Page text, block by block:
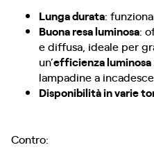
Lunga durata:
Buona resa luminosa:
e diffusa, ideale per
un’efficienza
lampadine a
Disponibilità in varie
Contro: